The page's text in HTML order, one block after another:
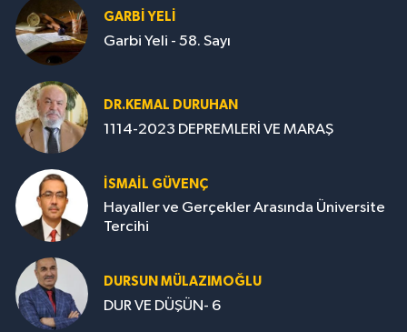
GARBI YELI
Garbi Yeli - 58. Sayı
DR.KEMAL DURUHAN
1114-2023 DEPREMLERİ VE MARAŞ
İSMAİL GÜVENÇ
Hayaller ve Gerçekler Arasında Üniversite
Tercihi
DURSUN MÜLAZIMOĞLU
DUR VE DÜŞÜN- 6